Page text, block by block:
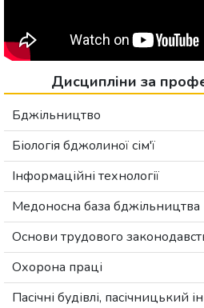
Дисципліни за
Бджільництво
Біологія бджолиної сім'ї
Інформаційні технології
Медоносна база бджільництва
Основи трудового
Охорона праці
Пасічні будівлі, пасічницький